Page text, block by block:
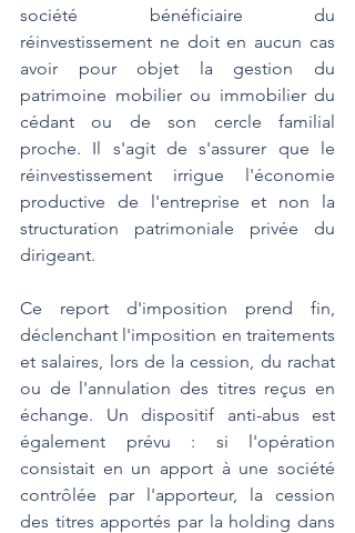
société bénéficiaire du
réinvestissement ne doit en aucun cas
avoir pour objet la gestion du
patrimoine mobilier ou immobilier du
cédant ou de son cercle familial
proche. Il s'agit de s'assurer que le
réinvestissement irrigue l'économie
productive de l'entreprise et non la
structuration patrimoniale privée du
dirigeant.
Ce report d'imposition prend fin,
déclenchant l'imposition en traitements
et salaires, lors de la cession, du rachat
ou de l'annulation des titres reçus en
échange. Un dispositif anti-abus est
également prévu : si l'opération
consistait en un apport à une société
contrôlée par l'apporteur, la cession
des titres apportés par la holding dans